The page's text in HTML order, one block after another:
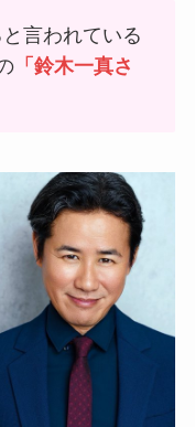
言われている
「鈴木一真さ